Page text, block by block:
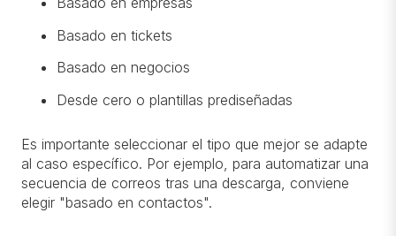
Basado en tickets
Basado en negocios
Desde cero o plantillas prediseñadas
Es importante seleccionar el tipo que mejor se adapte
al caso específico. Por ejemplo, para automatizar una
secuencia de correos tras una descarga, conviene
elegir "basado en contactos".